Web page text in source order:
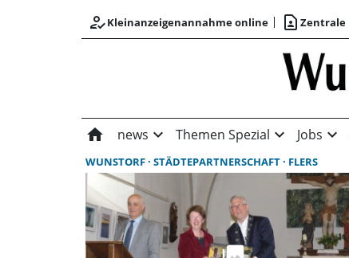
how_to_regKleinanzeigenannahme online contact_page Zentrale
home news expand_more Themen Spezial expand_more Jobs expand_more
WUNSTORF STÄDTEPARTNERSCHAFT FLERS